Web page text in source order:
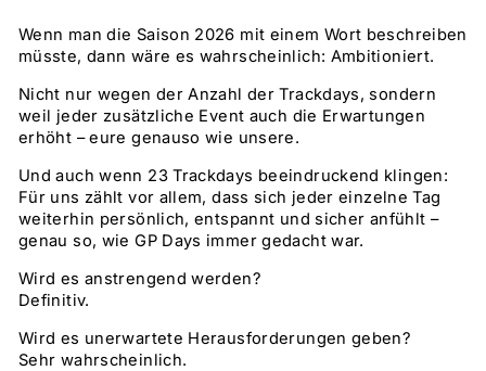
Wenn man die Saison 2026 mit einem Wort beschreiben
müsste, dann wäre es wahrscheinlich: Ambitioniert.
Nicht nur wegen der Anzahl der Trackdays, sondern
weil jeder zusätzliche Event auch die Erwartungen
erhöht – eure genauso wie unsere.
Und auch wenn 23 Trackdays beeindruckend klingen:
Für uns zählt vor allem, dass sich jeder einzelne Tag
weiterhin persönlich, entspannt und sicher anfühlt –
genau so, wie GP Days immer gedacht war.
Wird es anstrengend werden?
Definitiv.
Wird es unerwartete Herausforderungen geben?
Sehr wahrscheinlich.